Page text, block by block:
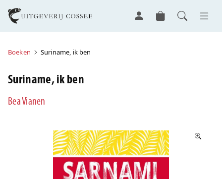
Boeken Suriname, ik ben
Suriname, ik ben
Bea Vianen